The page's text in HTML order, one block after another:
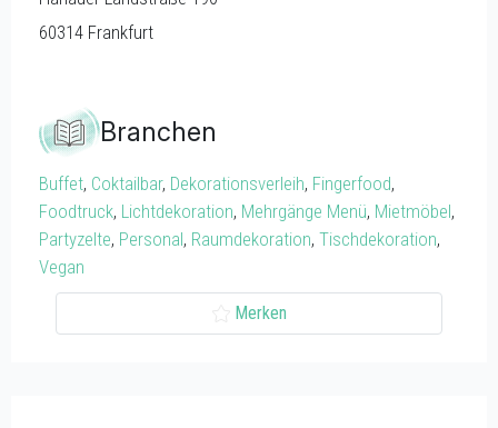
60314 Frankfurt
Branchen
Buffet, Coktailbar, Dekorationsverleih, Fingerfood,
Foodtruck, Lichtdekoration, Mehrgänge Menü, Mietmöbel,
Partyzelte, Personal, Raumdekoration, Tischdekoration,
Vegan
Merken